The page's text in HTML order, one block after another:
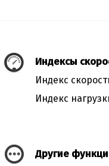
Индексы
Индекс
Индекс
Другие